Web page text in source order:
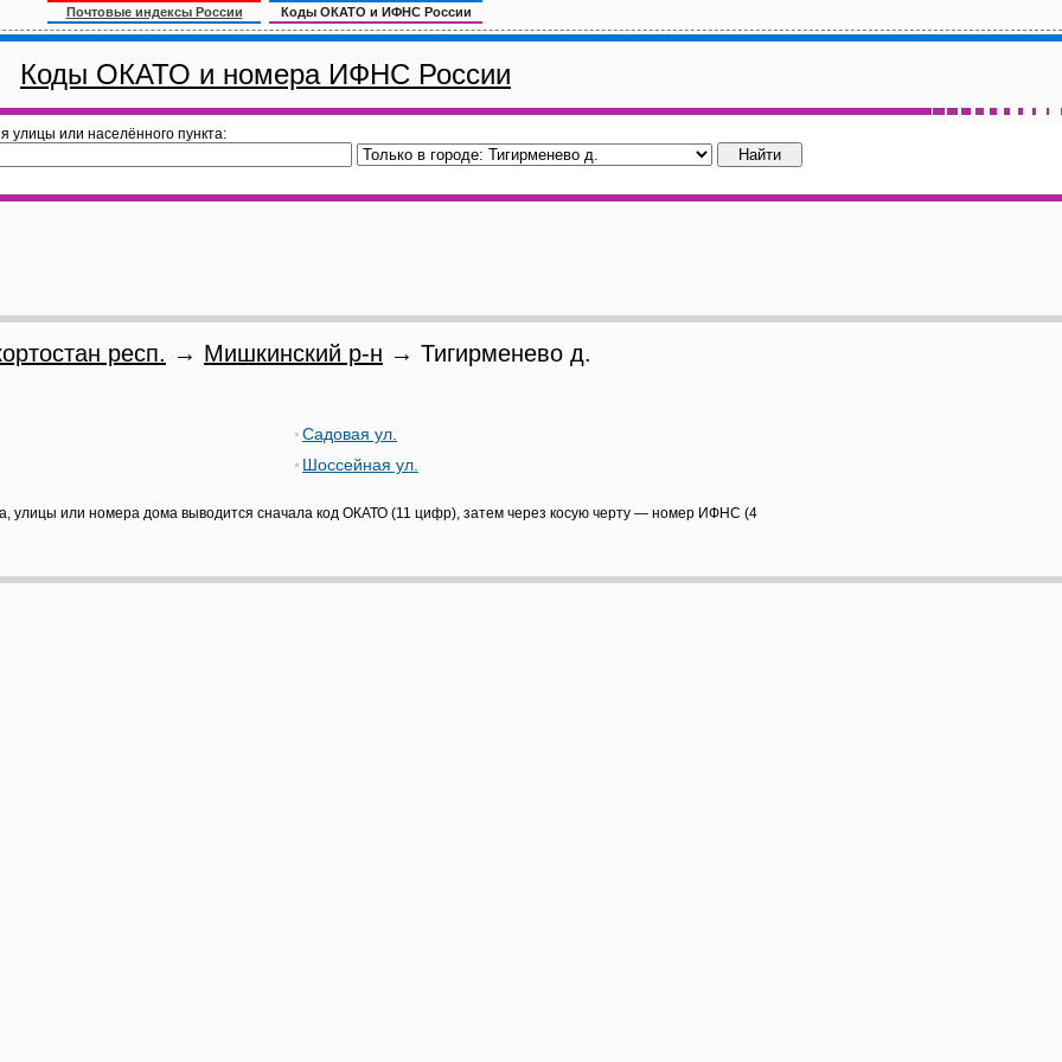
Почтовые индексы России Коды ОКАТО и ИФНС России
Коды ОКАТО и номера ИФНС России
улицы или населённого пункта:
респ. → Мишкинский р-н → Тигирменево д.
Садовая ул.
Шоссейная ул.
улицы или номера дома выводится сначала код ОКАТО (11 цифр), затем через косую черту — номер ИФНС (4